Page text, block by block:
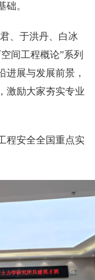
础。
、于洪丹、白冰
间工程概论”系列
进展与发展前景，
激励大家夯实专业
程安全全国重点实